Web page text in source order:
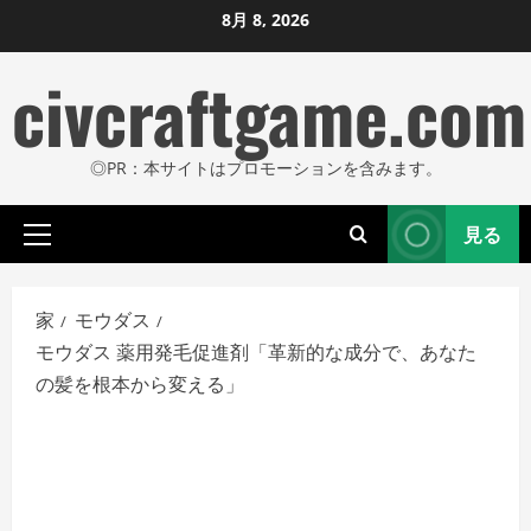
ン
ン
ツ
ス
ッ
8月 8, 2026
civcraftgame.com
◎PR：本サイトはプロモーションを含みます。
プ
イ
マ
リ
メ
見る
家
モウダス
モウダス 薬用発毛促進剤「革新的な成分で、あなた
の髪を根本から変える」